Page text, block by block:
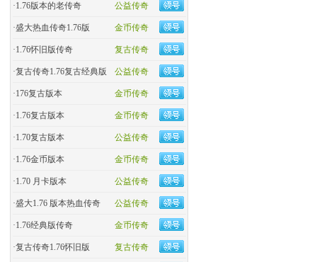
公益传奇
·1.76版本的老传奇
金币传奇
·盛大热血传奇1.76版
复古传奇
·1.76怀旧版传奇
公益传奇
·复古传奇1.76复古经典版
金币传奇
·176复古版本
金币传奇
·1.76复古版本
公益传奇
·1.70复古版本
金币传奇
·1.76金币版本
公益传奇
·1.70 月卡版本
公益传奇
·盛大1.76 版本热血传奇
金币传奇
·​1.76经典版传奇
复古传奇
·复古传奇1.76怀旧版